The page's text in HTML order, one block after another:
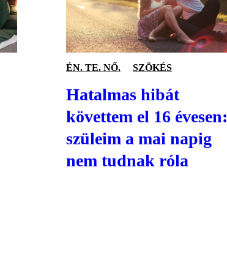
ÉN. TE. NŐ. SZÖKÉS
Hatalmas hibát
követtem el 16
szüleim a mai napig
nem tudnak róla